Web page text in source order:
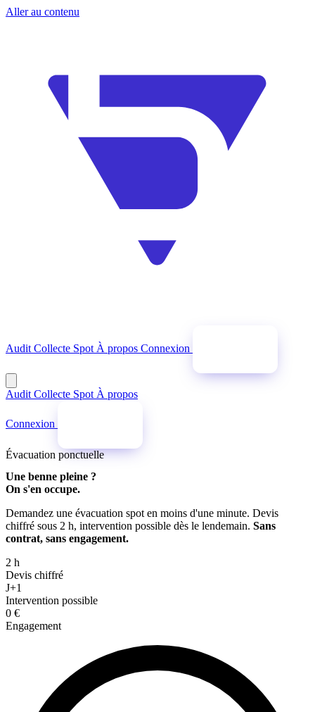
Aller au contenu
Audit Collecte Spot À propos Connexion
Audit Collecte Spot À propos
Connexion
Évacuation ponctuelle
Une benne pleine ?
On s'en occupe.
Demandez une évacuation spot en moins d'une minute. Devis
chiffré sous 2 h, intervention possible dès le lendemain. Sans
contrat, sans engagement.
2 h
Devis chiffré
J+1
Intervention possible
0 €
Engagement